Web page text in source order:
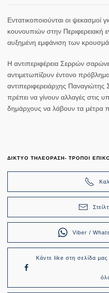
Εντατικοποιούνται οι ψεκασμοί
κουνουπιών στην Περιφερειακή
αυξημένη εμφάνιση των
Η αντιπεριφέρεια Σερρών
αντιμετωπίζουν έντονο
αντιπεριφερειάρχης
πρέπει να γίνουν αλλαγές στις
δημάρχους να λάβουν τα μέτρα
ΔΙΚΤΥΟ ΤΗΛΕΟΡΑΣΗ- ΤΡΟΠΟΙ
Viber /
Κάντε like στη σελίδα